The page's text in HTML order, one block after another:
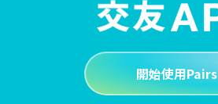
開始使用Pairs